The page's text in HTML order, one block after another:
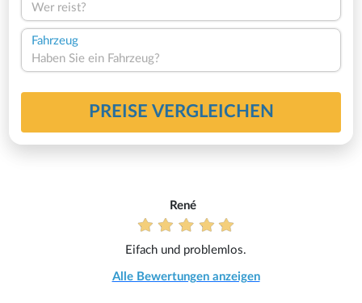
Wer reist?
Fahrzeug
Haben Sie ein Fahrzeug?
PREISE VERGLEICHEN
René
Eifach und problemlos.
Alle Bewertungen anzeigen